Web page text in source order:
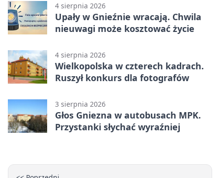
4 sierpnia 2026
Upały w Gnieźnie wracają. Chwila
nieuwagi może kosztować życie
4 sierpnia 2026
Wielkopolska w czterech kadrach.
Ruszył konkurs dla fotografów
3 sierpnia 2026
Głos Gniezna w autobusach MPK.
Przystanki słychać wyraźniej